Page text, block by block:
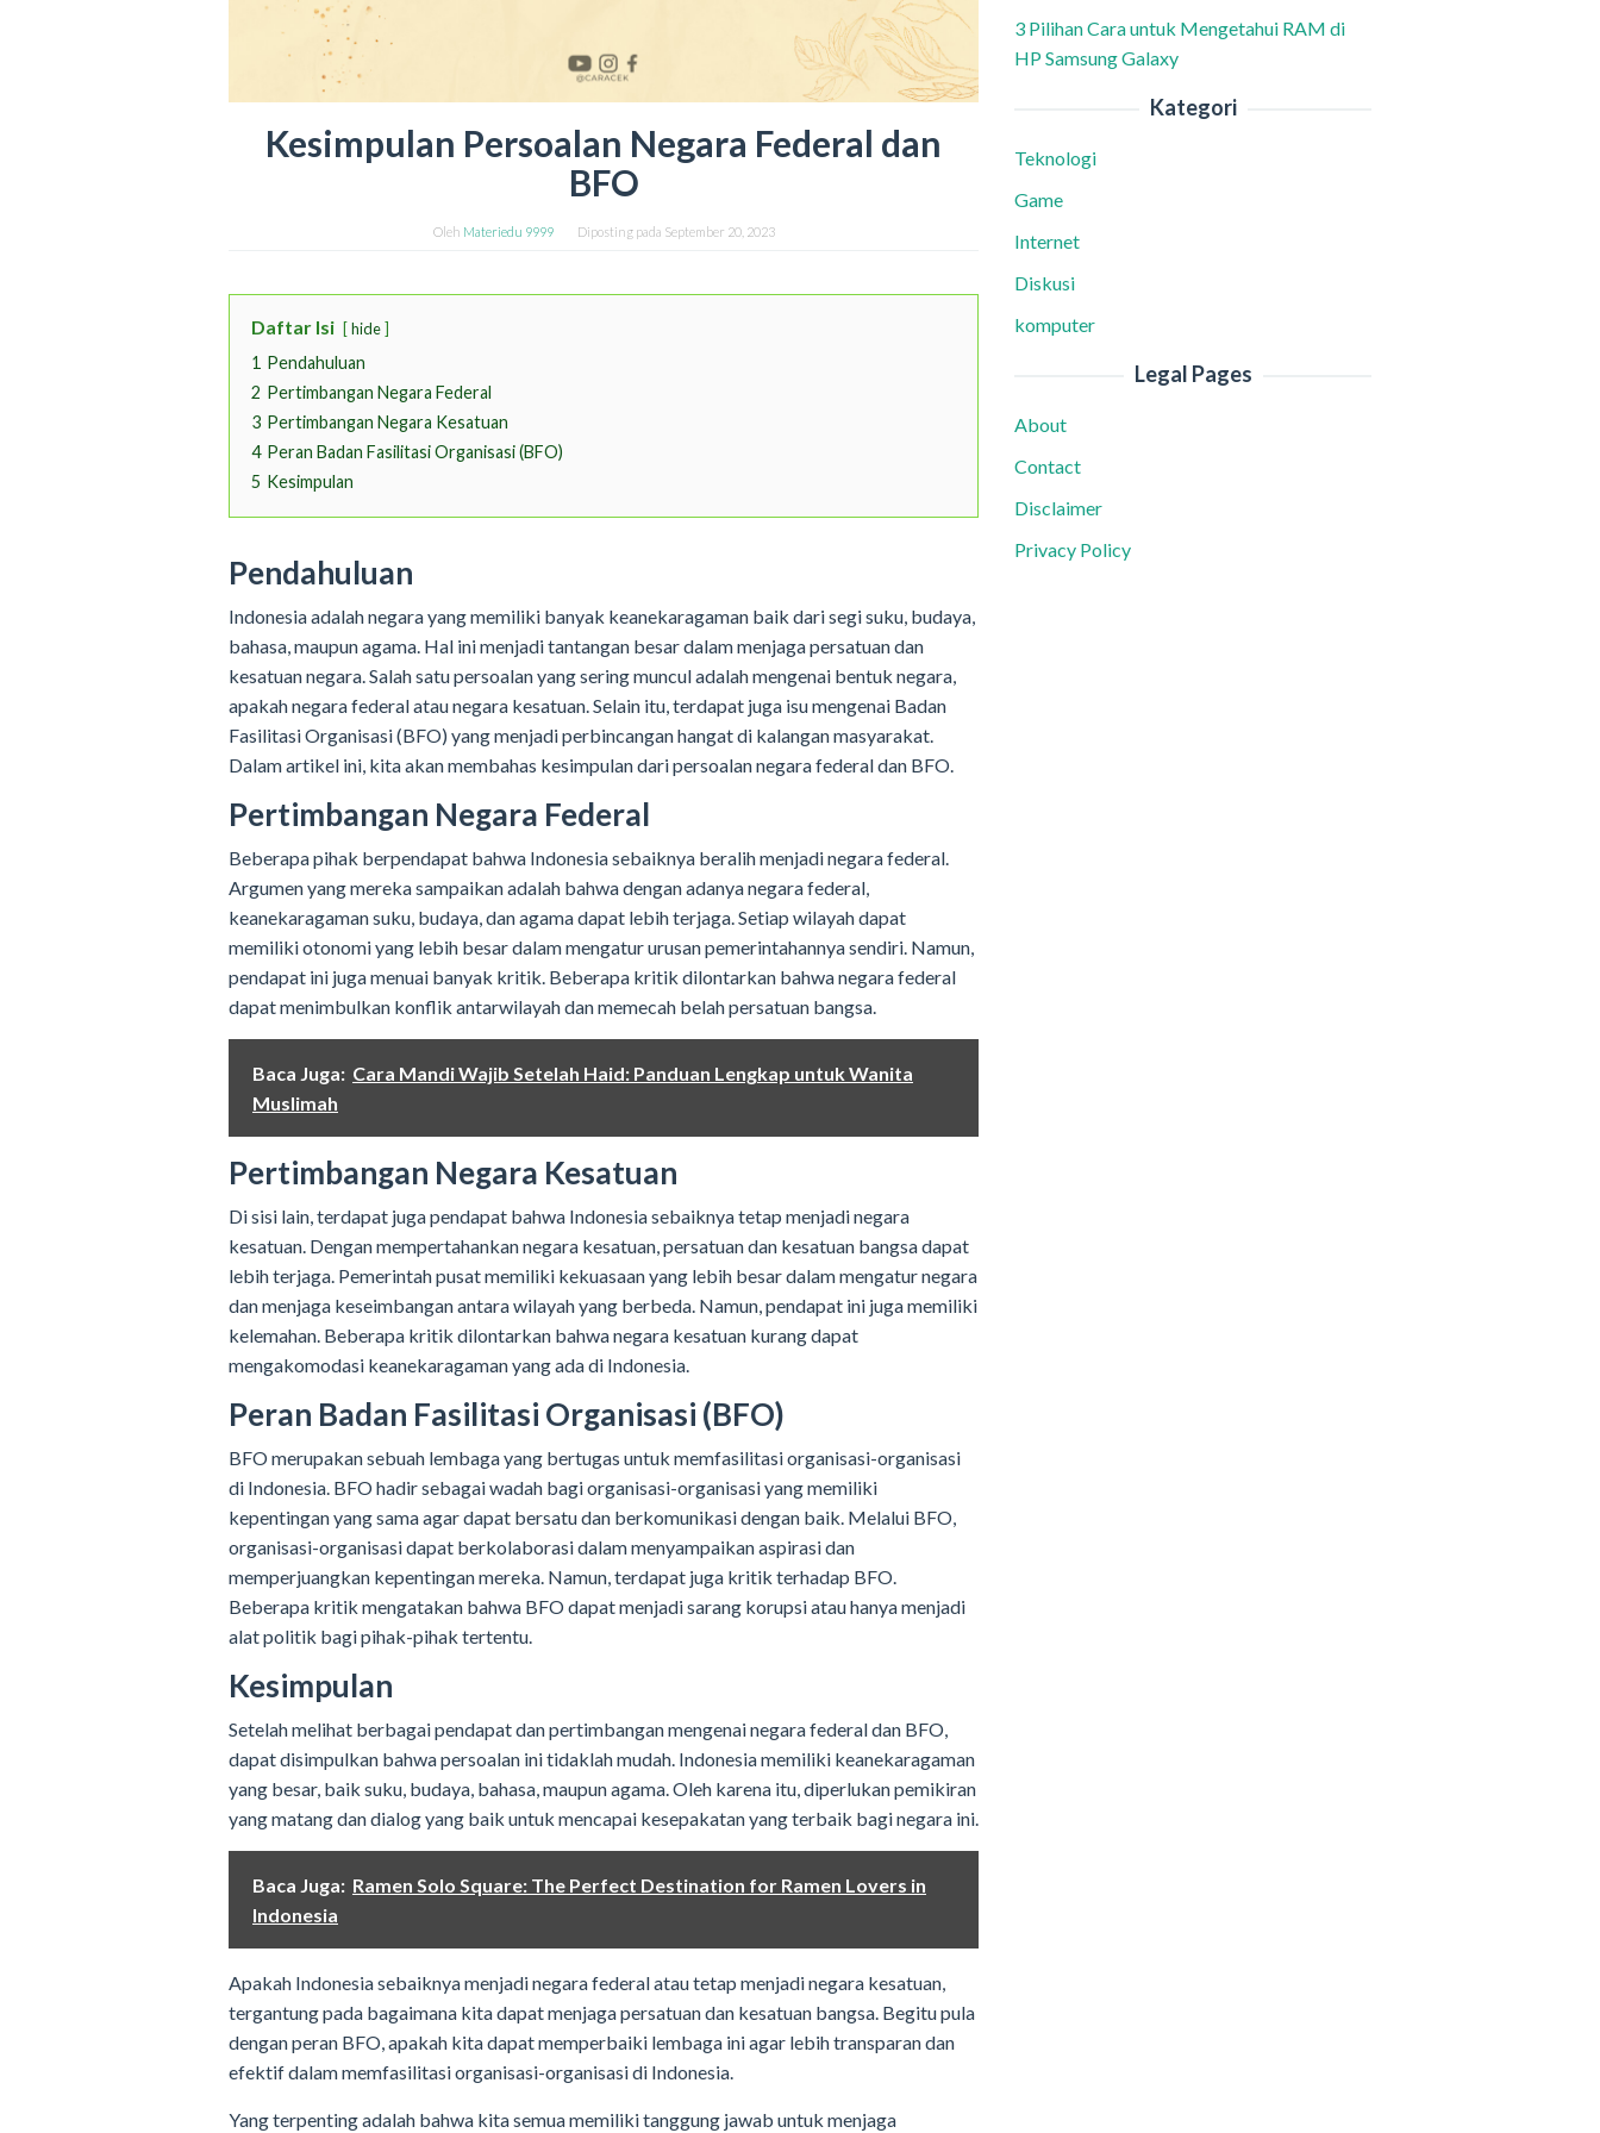
Kesimpulan Persoalan Negara Federal dan
BFO
Oleh Materiedu 9999 Diposting pada September 20, 2023
Daftar Isi hide
1 Pendahuluan
2 Pertimbangan Negara Federal
3 Pertimbangan Negara Kesatuan
4 Peran Badan Fasilitasi Organisasi (BFO)
5 Kesimpulan
Pendahuluan
Indonesia adalah negara yang memiliki banyak keanekaragaman baik dari segi suku, budaya,
bahasa, maupun agama. Hal ini menjadi tantangan besar dalam menjaga persatuan dan
kesatuan negara. Salah satu persoalan yang sering muncul adalah mengenai bentuk negara,
apakah negara federal atau negara kesatuan. Selain itu, terdapat juga isu mengenai Badan
Fasilitasi Organisasi (BFO) yang menjadi perbincangan hangat di kalangan masyarakat.
Dalam artikel ini, kita akan membahas kesimpulan dari persoalan negara federal dan BFO.
Pertimbangan Negara Federal
Beberapa pihak berpendapat bahwa Indonesia sebaiknya beralih menjadi negara federal.
Argumen yang mereka sampaikan adalah bahwa dengan adanya negara federal,
keanekaragaman suku, budaya, dan agama dapat lebih terjaga. Setiap wilayah dapat
memiliki otonomi yang lebih besar dalam mengatur urusan pemerintahannya sendiri. Namun,
pendapat ini juga menuai banyak kritik. Beberapa kritik dilontarkan bahwa negara federal
dapat menimbulkan konflik antarwilayah dan memecah belah persatuan bangsa.
Baca Juga: Cara Mandi Wajib Setelah Haid: Panduan Lengkap untuk Wanita
Muslimah
Pertimbangan Negara Kesatuan
Di sisi lain, terdapat juga pendapat bahwa Indonesia sebaiknya tetap menjadi negara
kesatuan. Dengan mempertahankan negara kesatuan, persatuan dan kesatuan bangsa dapat
lebih terjaga. Pemerintah pusat memiliki kekuasaan yang lebih besar dalam mengatur negara
dan menjaga keseimbangan antara wilayah yang berbeda. Namun, pendapat ini juga memiliki
kelemahan. Beberapa kritik dilontarkan bahwa negara kesatuan kurang dapat
mengakomodasi keanekaragaman yang ada di Indonesia.
Peran Badan Fasilitasi Organisasi (BFO)
BFO merupakan sebuah lembaga yang bertugas untuk memfasilitasi organisasi-organisasi
di Indonesia. BFO hadir sebagai wadah bagi organisasi-organisasi yang memiliki
kepentingan yang sama agar dapat bersatu dan berkomunikasi dengan baik. Melalui BFO,
organisasi-organisasi dapat berkolaborasi dalam menyampaikan aspirasi dan
memperjuangkan kepentingan mereka. Namun, terdapat juga kritik terhadap BFO.
Beberapa kritik mengatakan bahwa BFO dapat menjadi sarang korupsi atau hanya menjadi
alat politik bagi pihak-pihak tertentu.
Kesimpulan
Setelah melihat berbagai pendapat dan pertimbangan mengenai negara federal dan BFO,
dapat disimpulkan bahwa persoalan ini tidaklah mudah. Indonesia memiliki keanekaragaman
yang besar, baik suku, budaya, bahasa, maupun agama. Oleh karena itu, diperlukan pemikiran
yang matang dan dialog yang baik untuk mencapai kesepakatan yang terbaik bagi negara ini.
Baca Juga: Ramen Solo Square: The Perfect Destination for Ramen Lovers in
Indonesia
Apakah Indonesia sebaiknya menjadi negara federal atau tetap menjadi negara kesatuan,
tergantung pada bagaimana kita dapat menjaga persatuan dan kesatuan bangsa. Begitu pula
dengan peran BFO, apakah kita dapat memperbaiki lembaga ini agar lebih transparan dan
efektif dalam memfasilitasi organisasi-organisasi di Indonesia.
Yang terpenting adalah bahwa kita semua memiliki tanggung jawab untuk menjaga
3 Pilihan Cara untuk Mengetahui RAM di
HP Samsung Galaxy
Kategori
Teknologi
Game
Internet
Diskusi
komputer
Legal Pages
About
Contact
Disclaimer
Privacy Policy